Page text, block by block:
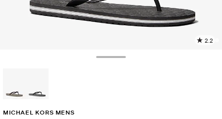
2.2
MICHAEL KORS MENS